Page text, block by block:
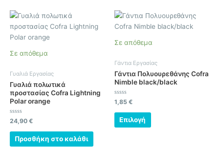
του
προϊόντος
Σε απόθεμα
Γυαλιά Εργασίας
Γυαλιά πολωτικά
προστασίας Cofra Lightning
Polar orange
Βαθμολογήθηκε
0
από
24,90 €
Προσθήκη στο καλάθι
Σε απόθεμα
Γάντια Εργασίας
Γάντια Πολυουρεθάνης Cofra
Nimble black/black
Βαθμολογήθηκε
με
0
από
1,85 €
Επιλογή
Αυτό
το
έχει
Οι
να